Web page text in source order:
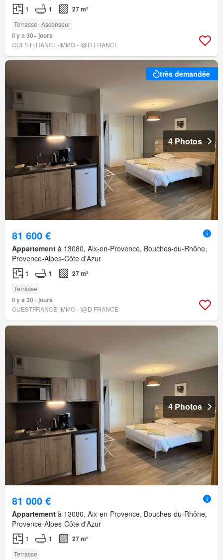
1 1 27 m²
Terrasse Ascenseur
Il y a 30+ jours
OUESTFRANCE-IMMO - I@D FRANCE
très demandée
4 Photos
81 600 €
Appartement à 13080, Aix-en-Provence, Bouches-du-Rhône,
Provence-Alpes-Côte d'Azur
1 1 27 m²
Terrasse
Il y a 30+ jours
OUESTFRANCE-IMMO - I@D FRANCE
4 Photos
81 000 €
Appartement à 13080, Aix-en-Provence, Bouches-du-Rhône,
Provence-Alpes-Côte d'Azur
1 1 27 m²
Terrasse